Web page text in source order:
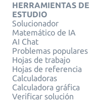
HERRAMIENTAS DE
ESTUDIO
Solucionador
Matemático de IA
AI Chat
Problemas populares
Hojas de trabajo
Hojas de referencia
Calculadoras
Calculadora gráfica
Verificar solución